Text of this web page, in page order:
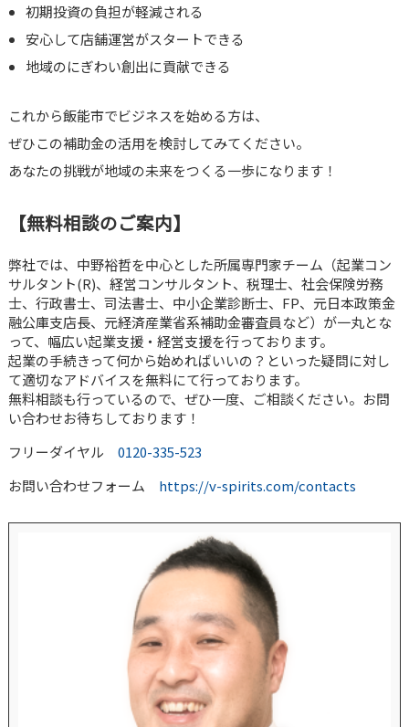
初期投資の負担が軽減される
安心して店舗運営がスタートできる
地域のにぎわい創出に貢献できる
これから飯能市でビジネスを始める方は、
ぜひこの補助金の活用を検討してみてください。
あなたの挑戦が地域の未来をつくる一歩になります！
【無料相談のご案内】
弊社では、中野裕哲を中心とした所属専門家チーム（起業コン
サルタント(R)、経営コンサルタント、税理士、社会保険労務
士、行政書士、司法書士、中小企業診断士、FP、元日本政策金
融公庫支店長、元経済産業省系補助金審査員など）が一丸とな
って、幅広い起業支援・経営支援を行っております。
起業の手続きって何から始めればいいの？といった疑問に対し
て適切なアドバイスを無料にて行っております。
無料相談も行っているので、ぜひ一度、ご相談ください。お問
い合わせお待ちしております！
フリーダイヤル 0120-335-523
お問い合わせフォーム https://v-spirits.com/contacts